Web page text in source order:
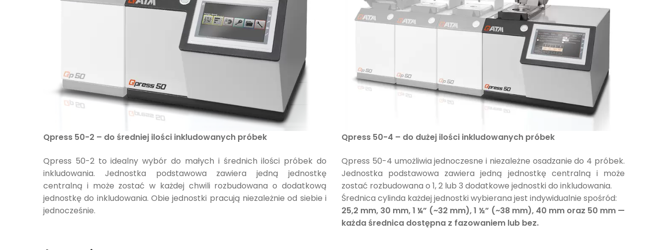
Qpress 50-2 – do średniej ilości inkludowanych próbek
Qpress 50-2 to idealny wybór do małych i średnich ilości próbek do
inkludowania. Jednostka podstawowa zawiera jedną jednostkę
centralną i może zostać w każdej chwili rozbudowana o dodatkową
jednostkę do inkludowania. Obie jednostki pracują niezależnie od siebie i
jednocześnie.
Qpress 50-4 – do dużej ilości inkludowanych próbek
Qpress 50-4 umożliwia jednoczesne i niezależne osadzanie do 4 próbek.
Jednostka podstawowa zawiera jedną jednostkę centralną i może
zostać rozbudowana o 1, 2 lub 3 dodatkowe jednostki do inkludowania.
Średnica cylinda każdej jednostki wybierana jest indywidualnie spośród:
25,2 mm, 30 mm, 1 ¼” (~32 mm), 1 ½” (~38 mm), 40 mm oraz 50 mm —
każda średnica dostępna z fazowaniem lub bez.